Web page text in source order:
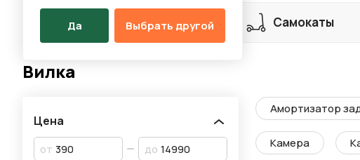
Да Выбрать другой
Разделы каталога
Велосипеды Самокаты
Вилка
Цена
от до
Амортизатор
Камера